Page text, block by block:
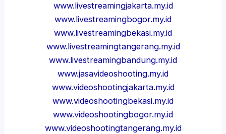
www.livestreamingjakarta.my.id
www.livestreamingbogor.my.id
www.livestreamingbekasi.my.id
www.livestreamingtangerang.my.id
www.livestreamingbandung.my.id
www.jasavideoshooting.my.id
www.videoshootingjakarta.my.id
www.videoshootingbekasi.my.id
www.videoshootingbogor.my.id
www.videoshootingtangerang.my.id